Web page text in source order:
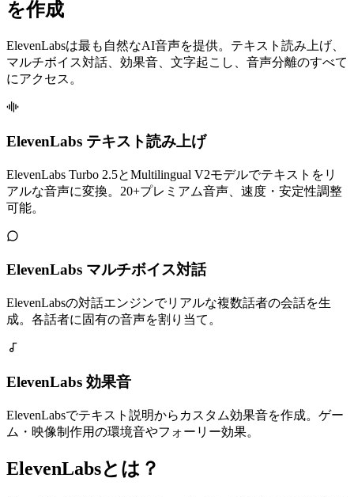
を作成
ElevenLabsは最も自然なAI音声を提供。テキスト読み上げ、
マルチボイス対話、効果音、文字起こし、音声分離のすべて
にアクセス。
ElevenLabs テキスト読み上げ
ElevenLabs Turbo 2.5とMultilingual V2モデルでテキストをリ
アルな音声に変換。20+プレミアム音声、速度・安定性調整
可能。
ElevenLabs マルチボイス対話
ElevenLabsの対話エンジンでリアルな複数話者の会話を生
成。各話者に固有の音声を割り当て。
ElevenLabs 効果音
ElevenLabsでテキスト説明からカスタム効果音を作成。ゲー
ム・映像制作用の環境音やフォーリー効果。
ElevenLabsとは？